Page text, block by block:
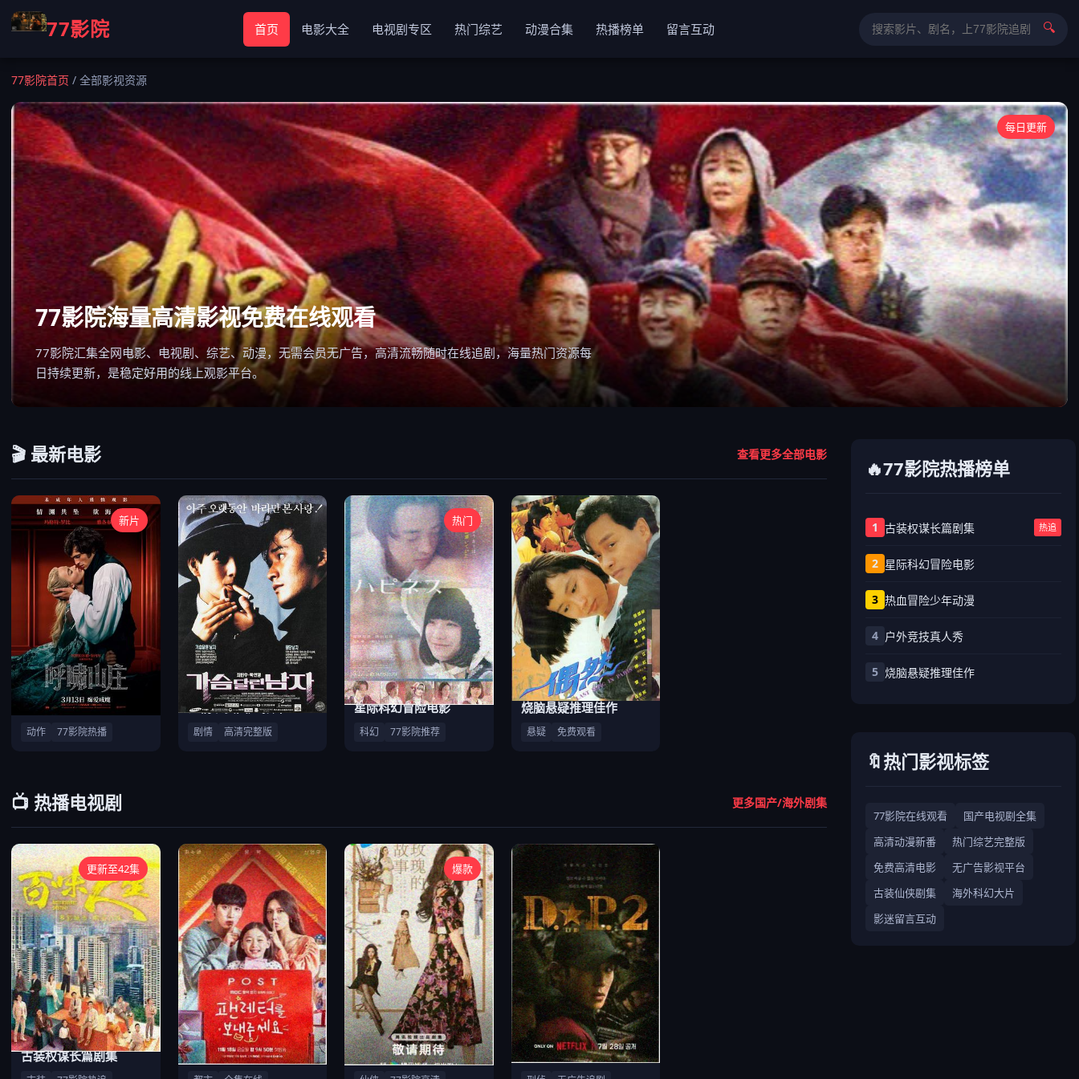
77影院 首页 电影大全 电视剧专区 热门综艺 动漫合集 热播榜单 留言互动 🔍
77影院首页 / 全部影视资源
每日更新
77影院海量高清影视免费在线观看
77影院汇集全网电影、电视剧、综艺、动漫，无需会员无广告，高清流畅随时在线追剧，海量热门资源每
日持续更新，是稳定好用的线上观影平台。
🎬 最新电影 查看更多全部电影
新片
年度高分动作大片
动作 77影院热播
温情现实国产影片
剧情 高清完整版
热门
星际科幻冒险电影
科幻 77影院推荐
烧脑悬疑推理佳作
悬疑 免费观看
📺 热播电视剧 更多国产/海外剧集
更新至42集
古装权谋长篇剧集 都市家庭情感连续剧
爆款
仙侠古装爱情剧 刑侦悬疑破案剧集
🔥77影院热播榜单
1 古装权谋长篇剧集 热追
2 星际科幻冒险电影
3 热血冒险少年动漫
4 户外竞技真人秀
5 烧脑悬疑推理佳作
🔖热门影视标签
77影院在线观看
国产电视剧全集
高清动漫新番
热门综艺完整版
免费高清电影
无广告影视平台
古装仙侠剧集
海外科幻大片
影迷留言互动